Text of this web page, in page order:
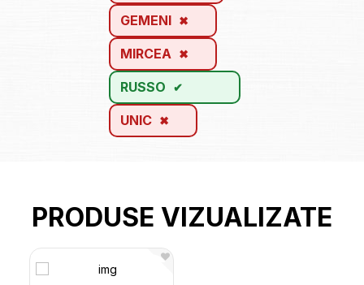
GEMENI
MIRCEA
RUSSO
UNIC
PRODUSE VIZUALIZATE